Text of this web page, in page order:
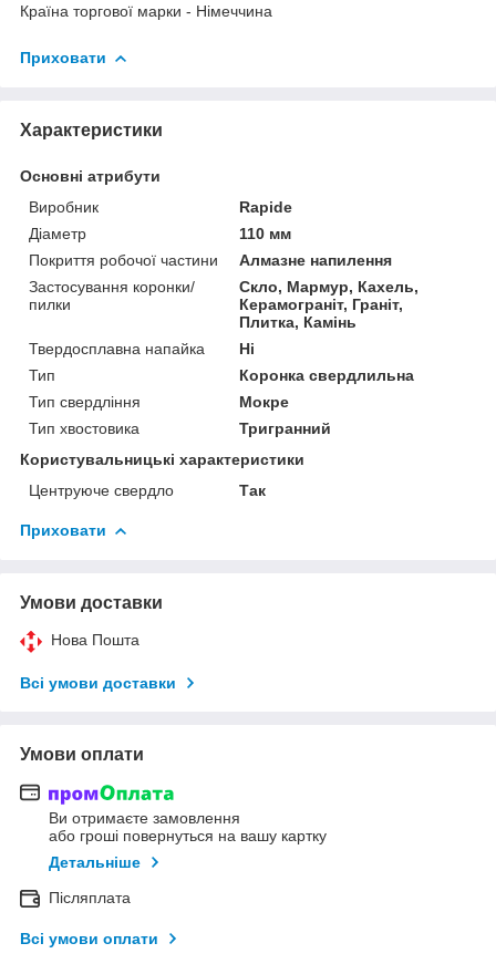
Країна торгової марки - Німеччина
Приховати
Характеристики
Основні атрибути
Виробник
Rapide
Діаметр
110 мм
Покриття робочої частини
Алмазне напилення
Застосування коронки/
пилки
Скло, Мармур, Кахель,
Керамограніт, Граніт,
Плитка, Камінь
Твердосплавна напайка
Ні
Тип
Коронка свердлильна
Тип свердління
Мокре
Тип хвостовика
Тригранний
Користувальницькі характеристики
Центруюче свердло
Так
Приховати
Умови доставки
Нова Пошта
Всі умови доставки
Умови оплати
Ви отримаєте замовлення
або гроші повернуться на вашу картку
Детальніше
Післяплата
Всі умови оплати